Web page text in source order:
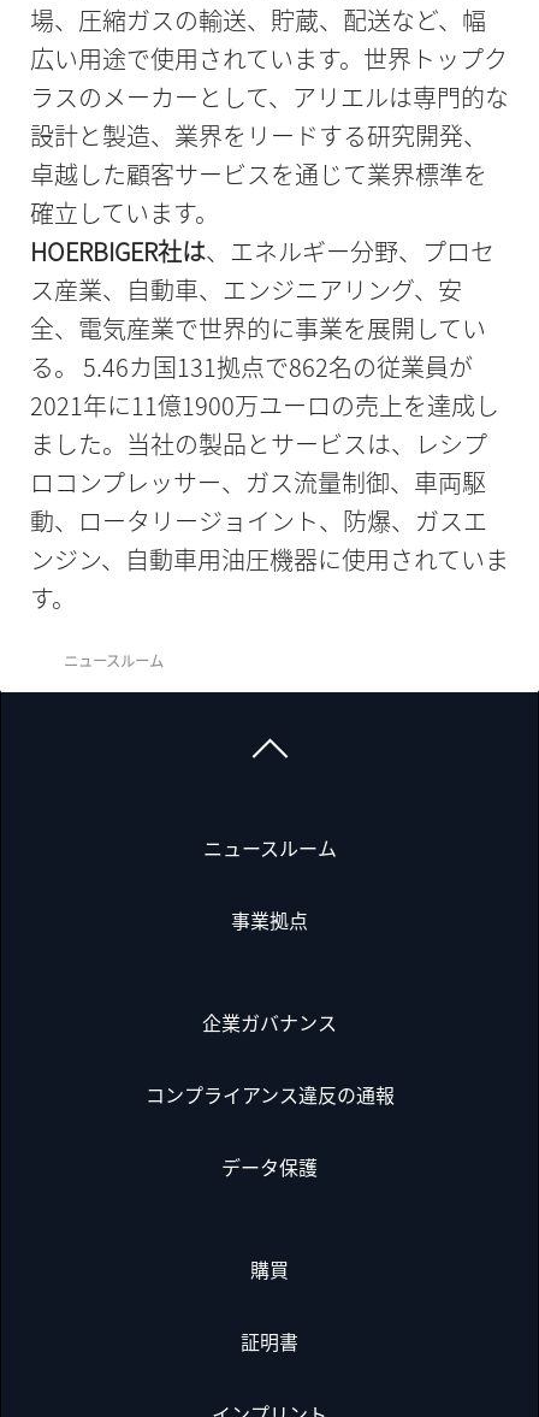
場、圧縮ガスの輸送、貯蔵、配送など、幅
広い用途で使用されています。世界トップク
ラスのメーカーとして、アリエルは専門的な
設計と製造、業界をリードする研究開発、
卓越した顧客サービスを通じて業界標準を
確立しています。
HOERBIGER社は、エネルギー分野、プロセ
ス産業、自動車、エンジニアリング、安
全、電気産業で世界的に事業を展開してい
る。 5.46カ国131拠点で862名の従業員が
2021年に11億1900万ユーロの売上を達成し
ました。当社の製品とサービスは、レシプ
ロコンプレッサー、ガス流量制御、車両駆
動、ロータリージョイント、防爆、ガスエ
ンジン、自動車用油圧機器に使用されていま
す。
ニュースルーム
ニュースルーム
事業拠点
企業ガバナンス
コンプライアンス違反の通報
データ保護
購買
証明書